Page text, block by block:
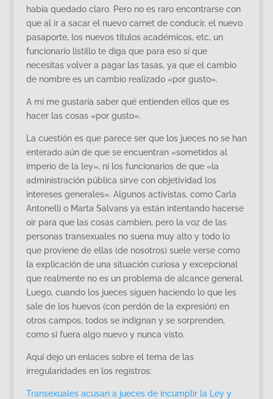
había quedado claro. Pero no es raro encontrarse con
que al ir a sacar el nuevo carnet de conducir, el nuevo
pasaporte, los nuevos títulos académicos, etc, un
funcionario listillo te diga que para eso sí que
necesitas volver a pagar las tasas, ya que el cambio
de nombre es un cambio realizado «por gusto».
A mi me gustaría saber qué entienden ellos que es
hacer las cosas «por gusto».
La cuestión es que parece ser que los jueces no se han
enterado aún de que se encuentran «sometidos al
imperio de la ley», ni los funcionarios de que «la
administración pública sirve con objetividad los
intereses generales». Algunos activistas, como Carla
Antonelli o Marta Salvans ya están intentando hacerse
oir para que las cosas cambien, pero la voz de las
personas transexuales no suena muy alto y todo lo
que proviene de ellas (de nosotros) suele verse como
la explicación de una situación curiosa y excepcional
que realmente no es un problema de alcance general.
Luego, cuando los jueces siguen haciendo lo que les
sale de los huevos (con perdón de la expresión) en
otros campos, todos se indignan y se sorprenden,
como si fuera algo nuevo y nunca visto.
Aquí dejo un enlaces sobre el tema de las
irregularidades en los registros:
Transexuales acusan a jueces de incumplir la Ley y